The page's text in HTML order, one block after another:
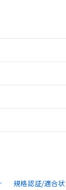
規格認証/適合